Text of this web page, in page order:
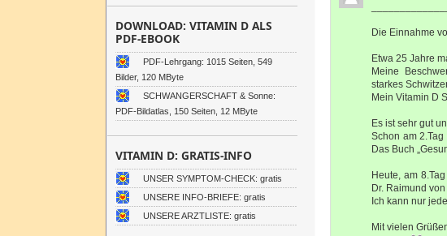
Die Einnahme
Etwa 25 Jahre
Meine
starkes
Mein Vitamin D
Es ist sehr gut
Schon am
Das Buch
Heute, am
Dr. Raimund
Ich kann nur
Mit vielen
DOWNLOAD: VITAMIN D ALS
PDF-EBOOK
PDF-Lehrgang: 1015 Seiten, 549
Bilder, 120 MByte
SCHWANGERSCHAFT & Sonne:
PDF-Bildatlas, 150 Seiten, 12 MByte
VITAMIN D: GRATIS-INFO
UNSER SYMPTOM-CHECK: gratis
UNSERE INFO-BRIEFE: gratis
UNSERE ARZTLISTE: gratis